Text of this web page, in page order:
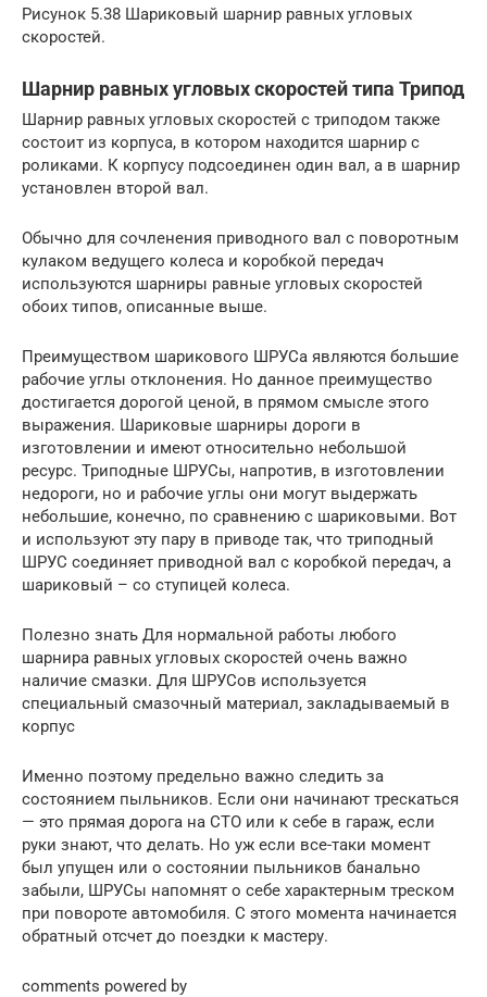
Рисунок 5.38 Шариковый шарнир равных угловых
скоростей.
Шарнир равных угловых скоростей типа Трипод
Шарнир равных угловых скоростей с триподом также
состоит из корпуса, в котором находится шарнир с
роликами. К корпусу подсоединен один вал, а в шарнир
установлен второй вал.
Обычно для сочленения приводного вал с поворотным
кулаком ведущего колеса и коробкой передач
используются шарниры равные угловых скоростей
обоих типов, описанные выше.
Преимуществом шарикового ШРУСа являются большие
рабочие углы отклонения. Но данное преимущество
достигается дорогой ценой, в прямом смысле этого
выражения. Шариковые шарниры дороги в
изготовлении и имеют относительно небольшой
ресурс. Триподные ШРУСы, напротив, в изготовлении
недороги, но и рабочие углы они могут выдержать
небольшие, конечно, по сравнению с шариковыми. Вот
и используют эту пару в приводе так, что триподный
ШРУС соединяет приводной вал с коробкой передач, а
шариковый – со ступицей колеса.
Полезно знать Для нормальной работы любого
шарнира равных угловых скоростей очень важно
наличие смазки. Для ШРУСов используется
специальный смазочный материал, закладываемый в
корпус
Именно поэтому предельно важно следить за
состоянием пыльников. Если они начинают трескаться
— это прямая дорога на СТО или к себе в гараж, если
руки знают, что делать. Но уж если все-таки момент
был упущен или о состоянии пыльников банально
забыли, ШРУСы напомнят о себе характерным треском
при повороте автомобиля. С этого момента начинается
обратный отсчет до поездки к мастеру.
comments powered by